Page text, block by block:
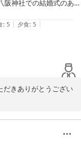
阪神社での結婚式のあと
: 5 | 夕食: 5 |
だきありがとうござい
きをお過ごしいただ
泊先として当館をお